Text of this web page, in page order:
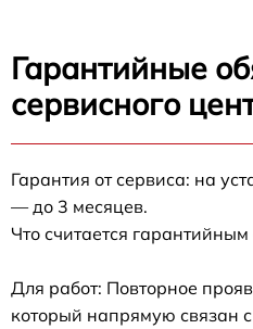
Гарантийные
сервисного
Гарантия от сервиса: на
— до 3 месяцев.
Что считается
Для работ: Повторное
который напрямую связан